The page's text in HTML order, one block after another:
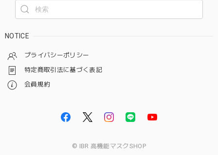
NOTICE
プライバシーポリシー
特定商取引法に基づく表記
会員規約
© IBR 高機能マスクSHOP